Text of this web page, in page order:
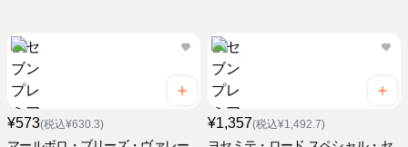
¥573(税込¥630.3) ¥1,357(税込¥1,492.7)